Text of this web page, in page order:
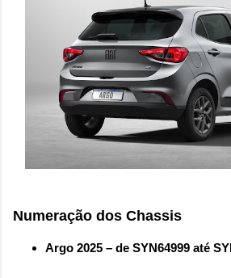
Numeração dos Chassis
Argo 2025 – de SYN64999 até